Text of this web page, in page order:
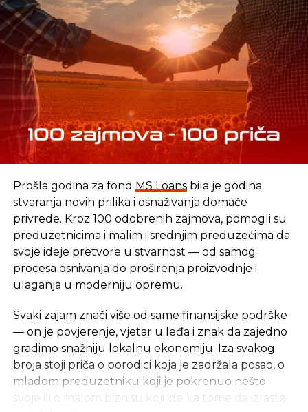
Prošla godina za fond MS Loansbila je godina
stvaranja novih prilika i osnaživanja domaće
privrede. Kroz 100 odobrenih zajmova, pomogli su
preduzetnicima i malim i srednjim preduzećima da
svoje ideje pretvore u stvarnost — od samog
procesa osnivanja do proširenja proizvodnje i
ulaganja u moderniju opremu.
Svaki zajam znači više od same finansijske podrške
— on je povjerenje, vjetar u leđa i znak da zajedno
gradimo snažniju lokalnu ekonomiju. Iza svakog
broja stoji priča o porodici koja je zadržala posao, o
mladom preduzetniku koji je pokrenuo nešto
svoje ili o malom biznisu koji ide ka tome da izraste